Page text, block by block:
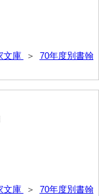
文庫 ＞ 70年度別書翰
文庫 ＞ 70年度別書翰